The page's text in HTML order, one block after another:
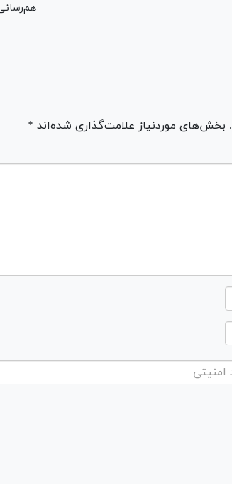
موردنیاز علامت‌گذاری شده‌اند *